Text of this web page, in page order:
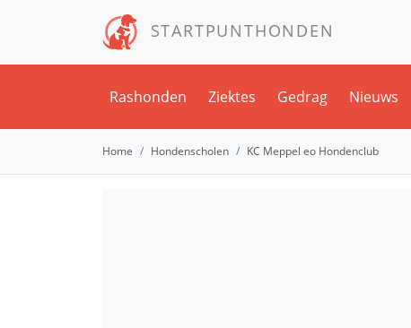
STARTPUNTHONDEN
Rashonden Ziektes Gedrag Nieuws
Home Hondenscholen KC Meppel eo Hondenclub